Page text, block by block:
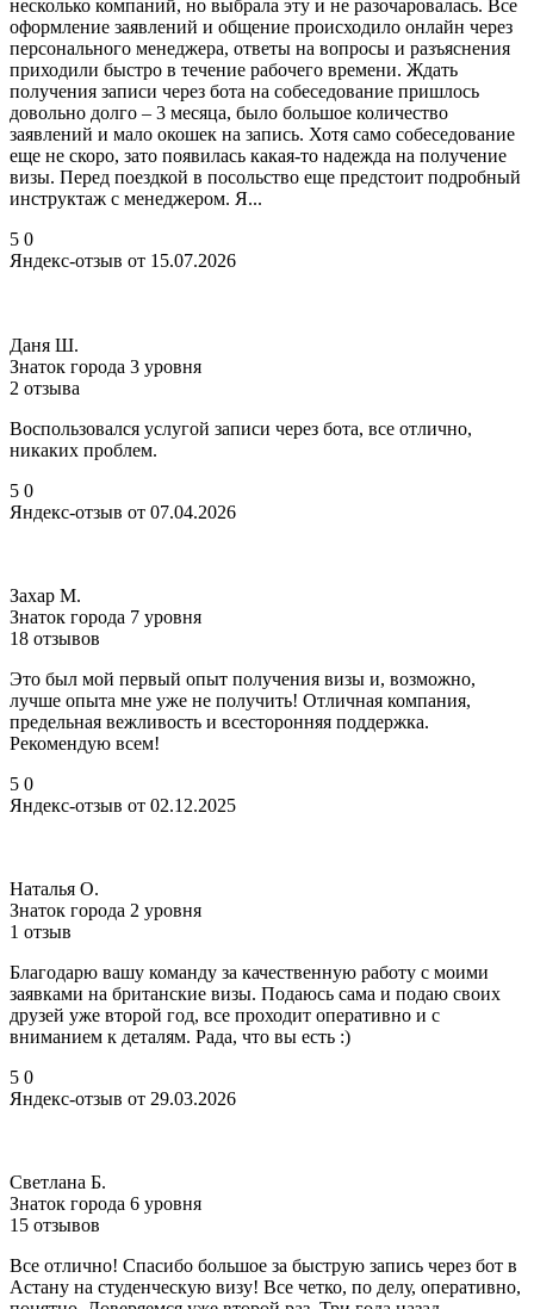
несколько компаний, но выбрала эту и не разочаровалась. Все
оформление заявлений и общение происходило онлайн через
персонального менеджера, ответы на вопросы и разъяснения
приходили быстро в течение рабочего времени. Ждать
получения записи через бота на собеседование пришлось
довольно долго – 3 месяца, было большое количество
заявлений и мало окошек на запись. Хотя само собеседование
еще не скоро, зато появилась какая-то надежда на получение
визы. Перед поездкой в посольство еще предстоит подробный
инструктаж с менеджером. Я...
5 0
Яндекс-отзыв от 15.07.2026
Даня Ш.
Знаток города 3 уровня
2 отзыва
Воспользовался услугой записи через бота, все отлично,
никаких проблем.
5 0
Яндекс-отзыв от 07.04.2026
Захар М.
Знаток города 7 уровня
18 отзывов
Это был мой первый опыт получения визы и, возможно,
лучше опыта мне уже не получить! Отличная компания,
предельная вежливость и всесторонняя поддержка.
Рекомендую всем!
5 0
Яндекс-отзыв от 02.12.2025
Наталья О.
Знаток города 2 уровня
1 отзыв
Благодарю вашу команду за качественную работу с моими
заявками на британские визы. Подаюсь сама и подаю своих
друзей уже второй год, все проходит оперативно и с
вниманием к деталям. Рада, что вы есть :)
5 0
Яндекс-отзыв от 29.03.2026
Светлана Б.
Знаток города 6 уровня
15 отзывов
Все отлично! Спасибо большое за быструю запись через бот в
Астану на студенческую визу! Все четко, по делу, оперативно,